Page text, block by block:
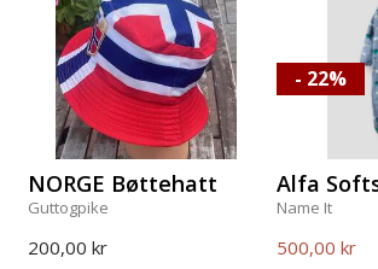
NORGE Bøttehatt
Guttogpike
200,00 kr
Alfa
Name It
500,00 kr
- 22%